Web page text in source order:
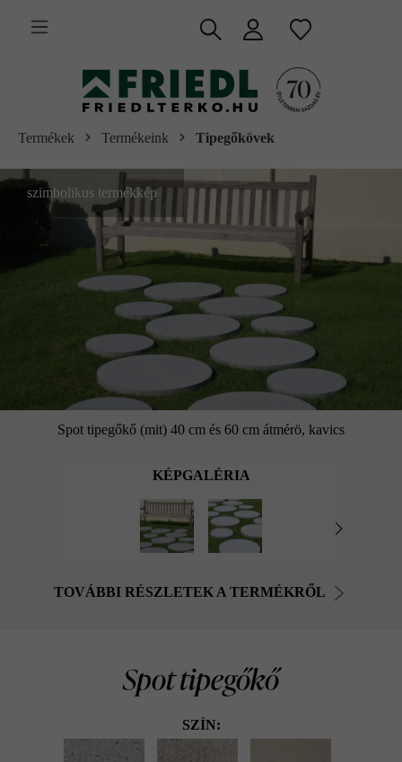
tartalomra
Termékek Termékeink Tipegőkövek
Spot tipegőkő (mit) 40 cm és 60 cm átmérö, kavics
szimbolikus termékkép
KÉPGALÉRIA
TOVÁBBI RÉSZLETEK A TERMÉKRŐL
Spot tipegőkő
SZÍN: